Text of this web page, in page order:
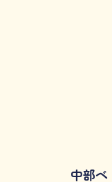
中部